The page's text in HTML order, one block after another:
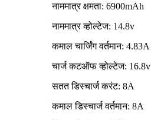
नाममात्र क्षमता: 6900mAh
नाममात्र व्होल्टेज: 14.8v
कमाल चार्जिंग वर्तमान: 4.83A
चार्ज कटऑफ व्होल्टेज: 16.8v
सतत डिस्चार्ज करंट: 8A
कमाल डिस्चार्ज वर्तमान: 8A